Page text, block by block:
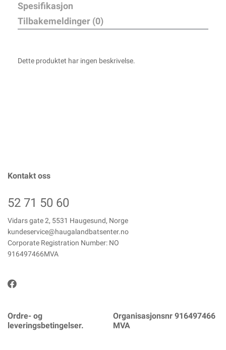
Spesifikasjon
Tilbakemeldinger (0)
Dette produktet har ingen beskrivelse.
Kontakt oss
52 71 50 60
Vidars gate 2, 5531 Haugesund, Norge
kundeservice@haugalandbatsenter.no
Corporate Registration Number: NO
916497466MVA
Ordre- og
leveringsbetingelser.
Organisasjonsnr 916497466
MVA